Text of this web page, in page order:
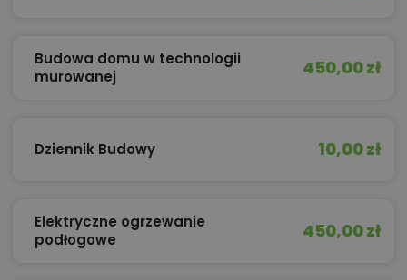
Budowa domu w technologii
murowanej
450,00 zł
Dziennik Budowy 10,00 zł
Elektryczne ogrzewanie
podłogowe
450,00 zł